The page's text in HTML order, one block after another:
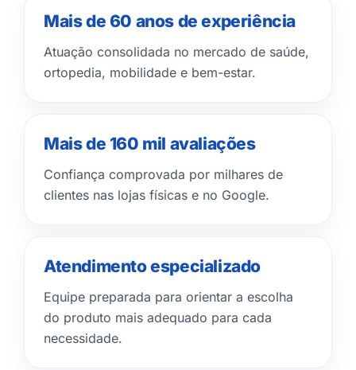
Mais de 60 anos de experiência
Atuação consolidada no mercado de saúde,
ortopedia, mobilidade e bem-estar.
Mais de 160 mil avaliações
Confiança comprovada por milhares de
clientes nas lojas físicas e no Google.
Atendimento especializado
Equipe preparada para orientar a escolha
do produto mais adequado para cada
necessidade.